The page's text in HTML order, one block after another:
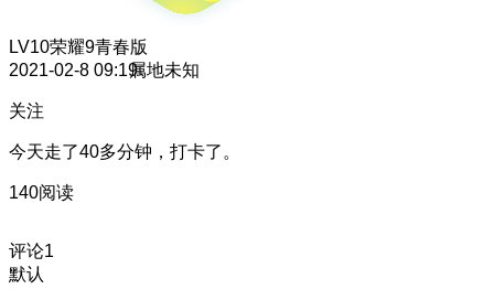
LV10荣耀9青春版
2021-02-8 09:19属地未知
关注
今天走了40多分钟，打卡了。
140阅读
评论1
默认